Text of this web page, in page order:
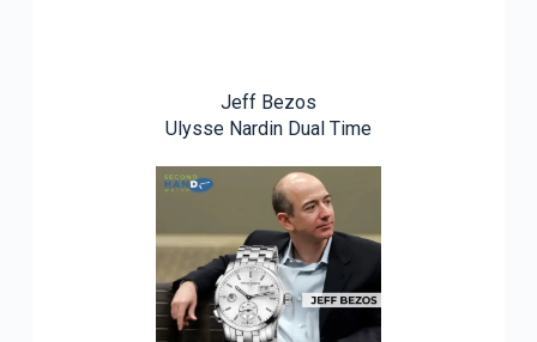
Jeff Bezos
Ulysse Nardin Dual Time